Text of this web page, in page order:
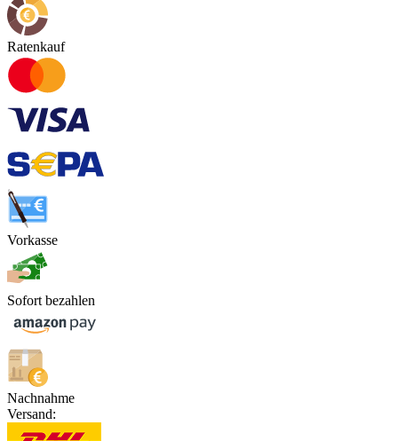
Ratenkauf
Vorkasse
Sofort bezahlen
Nachnahme
Versand: